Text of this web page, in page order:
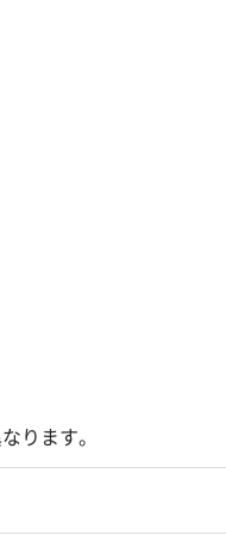
ります。